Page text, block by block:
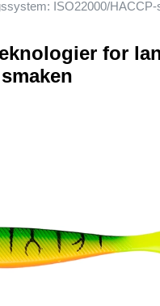
ISO22000/
for